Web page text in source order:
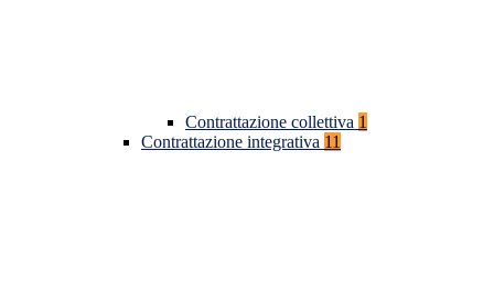
Contrattazione collettiva 1
Contrattazione integrativa 11